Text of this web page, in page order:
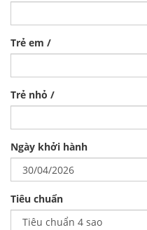
Trẻ em /
Trẻ nhỏ /
Ngày khởi hành
Tiêu chuẩn